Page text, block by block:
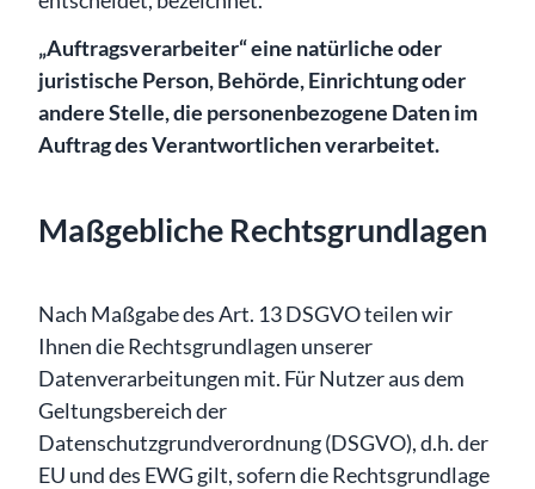
„Auftragsverarbeiter“ eine natürliche oder
juristische Person, Behörde, Einrichtung oder
andere Stelle, die personenbezogene Daten im
Auftrag des Verantwortlichen verarbeitet.
Maßgebliche Rechtsgrundlagen
Nach Maßgabe des Art. 13 DSGVO teilen wir
Ihnen die Rechtsgrundlagen unserer
Datenverarbeitungen mit. Für Nutzer aus dem
Geltungsbereich der
Datenschutzgrundverordnung (DSGVO), d.h. der
EU und des EWG gilt, sofern die Rechtsgrundlage